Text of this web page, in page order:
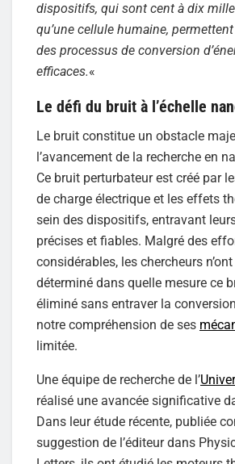
dispositifs, qui sont cent à dix
qu’une cellule humaine,
des processus de conversion
efficaces.«
Le défi du bruit à l’échelle
Le bruit constitue un obstacle
l’avancement de la recherche en
Ce bruit perturbateur est créé par
de charge électrique et les effets
sein des dispositifs, entravant
précises et fiables. Malgré des
considérables, les chercheurs
déterminé dans quelle mesure ce
éliminé sans entraver la
notre compréhension de ses
limitée.
Une équipe de recherche de l’
réalisé une avancée significative
Dans leur étude récente, publiée
suggestion de l’éditeur dans